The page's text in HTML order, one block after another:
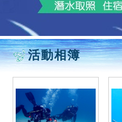
活動相簿